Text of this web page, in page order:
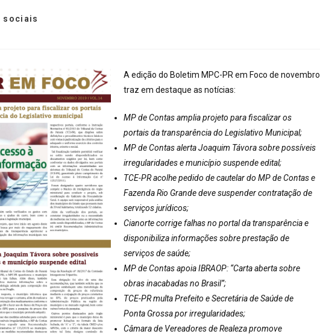
sociais
A edição do Boletim MPC-PR em Foco de novembro
traz em destaque as notícias:
MP de Contas amplia projeto para fiscalizar os
portais da transparência do Legislativo Municipal;
MP de Contas alerta Joaquim Távora sobre possíveis
irregularidades e município suspende edital;
TCE-PR acolhe pedido de cautelar do MP de Contas e
Fazenda Rio Grande deve suspender contratação de
serviços jurídicos;
Cianorte corrige falhas no portal da transparência e
disponibiliza informações sobre prestação de
serviços de saúde;
MP de Contas apoia IBRAOP: “Carta aberta sobre
obras inacabadas no Brasil”;
TCE-PR multa Prefeito e Secretária de Saúde de
Ponta Grossa por irregularidades;
Câmara de Vereadores de Realeza promove